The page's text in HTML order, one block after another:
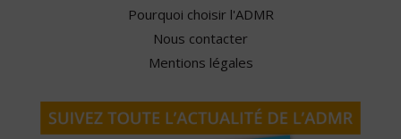
Pourquoi choisir l'ADMR
Nous contacter
Mentions légales